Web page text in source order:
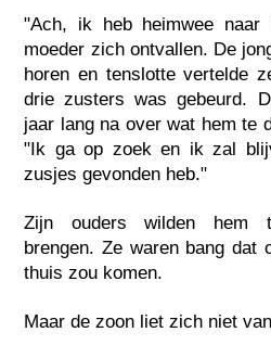
"Ach, ik heb heimwee
moeder zich ontvallen. De
horen en tenslotte vertelde
drie zusters was gebeurd.
jaar lang na over wat hem te
"Ik ga op zoek en ik zal
zusjes gevonden heb."
Zijn ouders wilden hem
brengen. Ze waren bang dat
thuis zou komen.
Maar de zoon liet zich niet